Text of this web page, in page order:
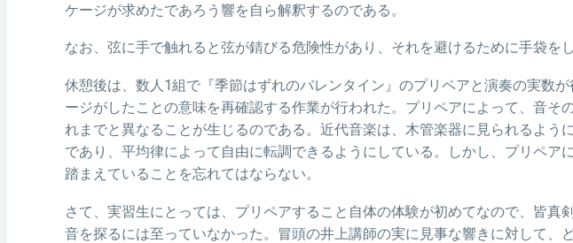
ケージが求めたであろう響を自ら解釈するのである。
なお、弦に手で触れると弦が錆びる危険性があり、それを避けるために手袋を
休憩後は、数人1組で『季節はずれのバレンタイン』のプリペアと演奏の実数
ージがしたことの意味を再確認する作業が行われた。プリペアによって、音
れまでと異なることが生じるのである。近代音楽は、木管楽器に見られるよ
であり、平均律によって自由に転調できるようにしている。しかし、プリペ
踏まえていることを忘れてはならない。
さて、実習生にとっては、プリペアすること自体の体験が初めてなので、皆
音を探るには至っていなかった。冒頭の井上講師の実に見事な響きに対して